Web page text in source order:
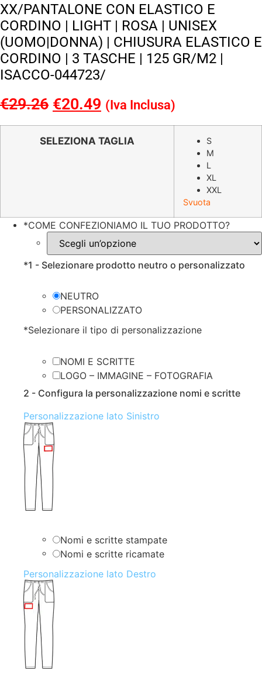
XX/PANTALONE CON ELASTICO E
CORDINO | LIGHT | ROSA | UNISEX
(UOMO|DONNA) | CHIUSURA ELASTICO E
CORDINO | 3 TASCHE | 125 GR/M2 |
ISACCO-044723/
€29.26 Il
prezzo
originale
€20.49 Il
prezzo
attuale
(Iva Inclusa)
SELEZIONA TAGLIA
S
M
L
XL
XXL
Svuota
*COME CONFEZIONIAMO IL TUO PRODOTTO?
*1 - Selezionare prodotto neutro o personalizzato
NEUTRO
PERSONALIZZATO
*Selezionare il tipo di personalizzazione
NOMI E SCRITTE
LOGO – IMMAGINE – FOTOGRAFIA
2 - Configura la personalizzazione nomi e scritte
Personalizzazione lato Sinistro
Nomi e scritte stampate
Nomi e scritte ricamate
Personalizzazione lato Destro